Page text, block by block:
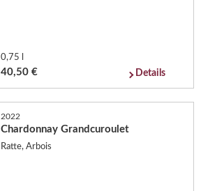
0,75 l
40,50 € Details
2022
Chardonnay Grandcuroulet
Ratte, Arbois